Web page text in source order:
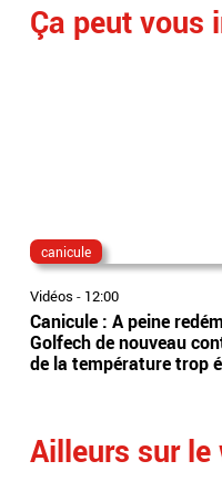
Ça peut vous
canicule
Vidéos - 12:00
Canicule : A peine
Golfech de nouveau
de la température trop
Ailleurs sur le